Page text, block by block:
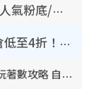
CHANEL美妝限時減價低至3折！人氣粉底/唇膏/精華液低至$275！COCO香水都有平
開倉優惠｜尖沙咀名牌行李箱開倉低至4折！一連5日 American Tourister/ace./Hallmark $200起！
【8月生日優惠2026】全港85大食買玩著數攻略 自助餐/火鍋放題同行免費＋誠品/DONKI送現金券